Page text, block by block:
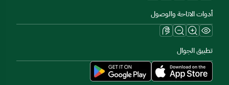
أدوات الاتاحة والوصول
تطبيق الجوال